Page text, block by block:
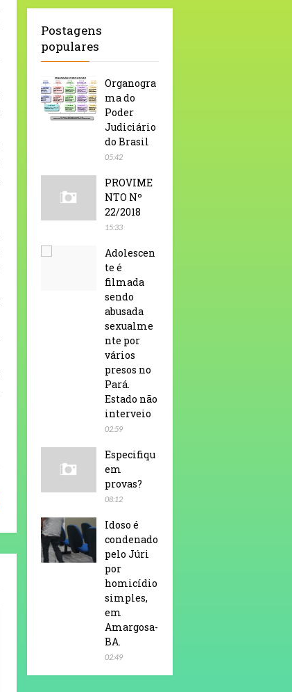
Postagens
populares
Organogra
ma do
Poder
Judiciário
do Brasil
05:42
PROVIME
NTO Nº
22/2018
15:33
Adolescen
te é
filmada
sendo
abusada
sexualme
nte por
vários
presos no
Pará.
Estado não
interveio
02:59
Especifiqu
em
provas?
08:12
Idoso é
condenado
pelo Júri
por
homicídio
simples,
em
Amargosa-
BA.
02:49